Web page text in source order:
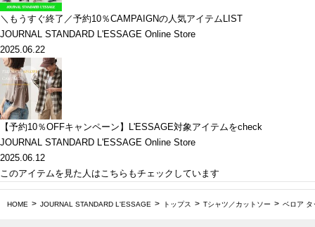
＼もうすぐ終了／予約10％CAMPAIGNの人気アイテムLIST
JOURNAL STANDARD L'ESSAGE Online Store
2025.06.22
【予約10％OFFキャンペーン】L'ESSAGE対象アイテムをcheck
JOURNAL STANDARD L'ESSAGE Online Store
2025.06.12
このアイテムを見た人はこちらもチェックしています
HOME JOURNAL STANDARD L'ESSAGE トップス Tシャツ／カットソー ベロア タ